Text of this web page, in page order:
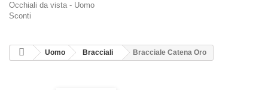
Occhiali da vista - Uomo
Sconti
Uomo Bracciali Bracciale Catena Oro